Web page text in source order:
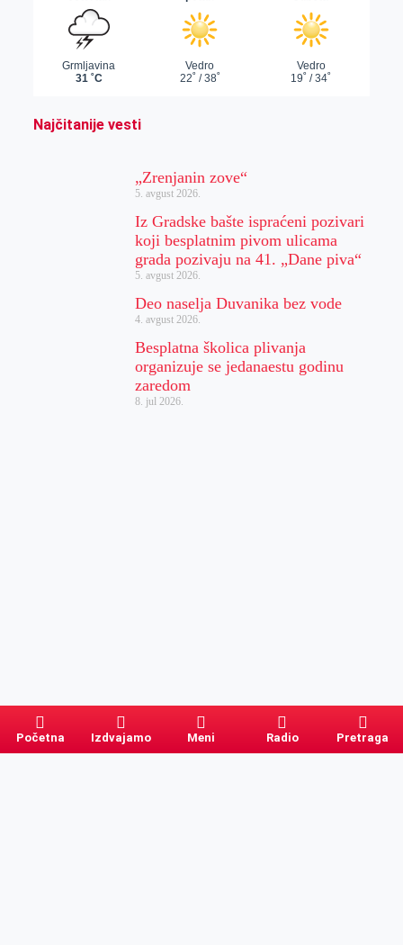
Najčitanije vesti
„Zrenjanin zove“
5. avgust 2026.
Iz Gradske bašte ispraćeni pozivari
koji besplatnim pivom ulicama
grada pozivaju na 41. „Dane piva“
5. avgust 2026.
Deo naselja Duvanika bez vode
4. avgust 2026.
Besplatna školica plivanja
organizuje se jedanaestu godinu
zaredom
8. jul 2026.
Početna Izdvajamo Meni Radio Pretraga